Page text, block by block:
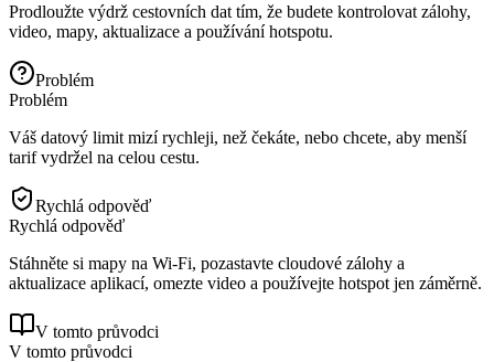
Prodloužte výdrž cestovních dat tím, že budete kontrolovat zálohy,
video, mapy, aktualizace a používání hotspotu.
Problém
Problém
Váš datový limit mizí rychleji, než čekáte, nebo chcete, aby menší
tarif vydržel na celou cestu.
Rychlá odpověď
Rychlá odpověď
Stáhněte si mapy na Wi‑Fi, pozastavte cloudové zálohy a
aktualizace aplikací, omezte video a používejte hotspot jen záměrně.
V tomto průvodci
V tomto průvodci